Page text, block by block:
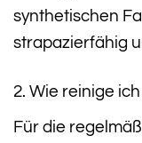
synthetischen
strapazierfähig
2. Wie reinige
Für die